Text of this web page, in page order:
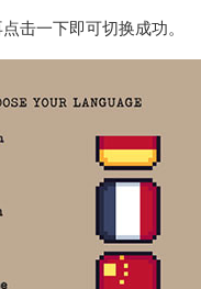
击一下即可切换成功。